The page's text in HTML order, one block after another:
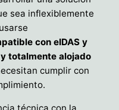
sea inflexiblemente
con eIDAS y
totalmente alojado
cumplir con